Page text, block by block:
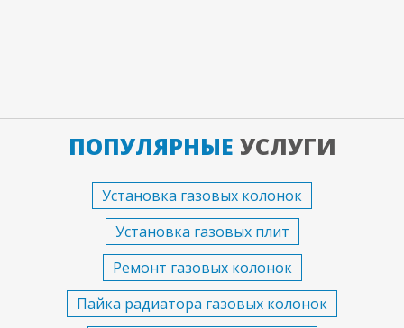
ПОПУЛЯРНЫЕ УСЛУГИ
Установка газовых колонок
Установка газовых плит
Ремонт газовых колонок
Пайка радиатора газовых колонок